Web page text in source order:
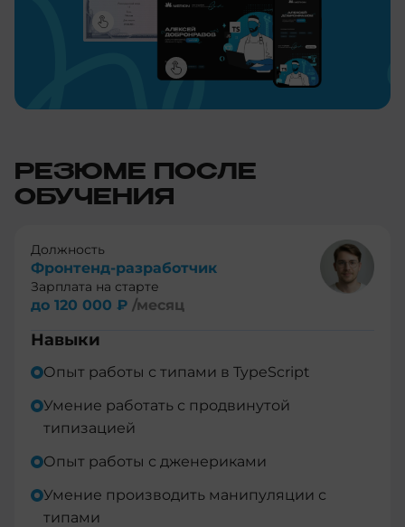
РЕЗЮМЕ ПОСЛЕ
ОБУЧЕНИЯ
Должность
Фронтенд-разработчик
Зарплата на старте
до 120 000 ₽ /месяц
Навыки
Опыт работы с типами в TypeScript
Умение работать с продвинутой
типизацией
Опыт работы с дженериками
Умение производить манипуляции с
типами